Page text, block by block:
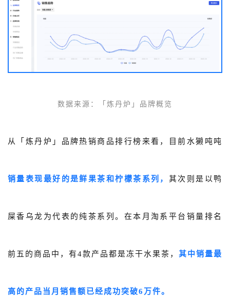
数据来源：「炼丹炉」品牌概览
从「炼丹炉」品牌热销商品排行榜来看，目前水獭吨吨
销量表现最好的是鲜果茶和柠檬茶系列， 其次则是以鸭
屎香乌龙为代表的纯茶系列。在本月淘系平台销量排名
前五的商品中，有4款产品都是冻干水果茶， 其中销量最
高的产品当月销售额已经成功突破6万件。